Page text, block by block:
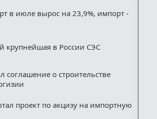
в июле вырос на 23,9%, импорт -
крупнейшая в России СЭС
соглашение о строительстве
проект по акцизу на импортную